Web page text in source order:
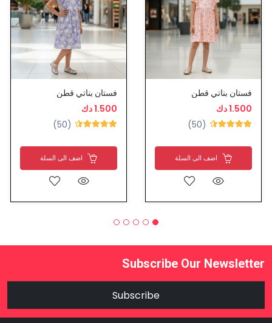
فستان بناتي قطن
1.500 دك
(50)
اضف الى السلة
فستان بناتي قطن
1.500 دك
(50)
اضف الى السلة
Subscribe Our Newsletter
Subscribe